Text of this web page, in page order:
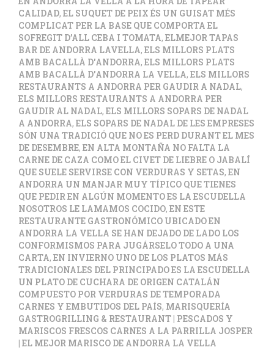
CALIDAD, EL SUQUET DE PEIX ÉS UN GUISAT MÉS
COMPLICAT PER LA BASE QUE COMPORTA EL
SOFREGIT D’ALL CEBA I TOMATA, ELMEJOR TAPAS
BAR DE ANDORRA LAVELLA, ELS MILLORS PLATS
AMB BACALLÀ D'ANDORRA, ELS MILLORS PLATS
AMB BACALLÀ D'ANDORRA LA VELLA, ELS MILLORS
RESTAURANTS A ANDORRA PER GAUDIR A NADAL,
ELS MILLORS RESTAURANTS A ANDORRA PER
GAUDIR AL NADAL, ELS MILLORS SOPARS DE NADAL
A ANDORRA, ELS SOPARS DE NADAL DE LES EMPRESES
SÓN UNA TRADICIÓ QUE NO ES PERD DURANT EL MES
DE DESEMBRE, EN ALTA MONTAÑA NO FALTA LA
CARNE DE CAZA COMO EL CIVET DE LIEBRE O JABALÍ
QUE SUELE SERVIRSE CON VERDURAS Y SETAS, EN
ANDORRA UN MANJAR MUY TÍPICO QUE TIENES
QUE PEDIR EN ALGÚN MOMENTO ES LA ESCUDELLA
NOSOTROS LE LAMAMOS COCIDO, EN ESTE
RESTAURANTE GASTRONÓMICO UBICADO EN
ANDORRA LA VELLA SE HAN DEJADO DE LADO LOS
CONFORMISMOS PARA JUGÁRSELO TODO A UNA
CARTA, EN INVIERNO UNO DE LOS PLATOS MÁS
TRADICIONALES DEL PRINCIPADO ES LA ESCUDELLA
UN PLATO DE CUCHARA DE ORIGEN CATALÁN
COMPUESTO POR VERDURAS DE TEMPORADA
CARNES Y EMBUTIDOS DEL PAÍS, MARISQUERÍA
GASTROGRILLING & RESTAURANT | PESCADOS Y
MARISCOS FRESCOS CARNES A LA PARRILLA JOSPER
| EL MEJOR MARISCO DE ANDORRA LA VELLA